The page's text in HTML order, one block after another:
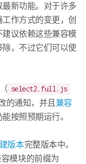
新功能。对于许多
作方式的变更，创
议依赖这些兼容模
，不过它们可以使
select2.full.js
的通知，并且兼容
按照预期运行。
版本完整版本中。
模块的前缀为